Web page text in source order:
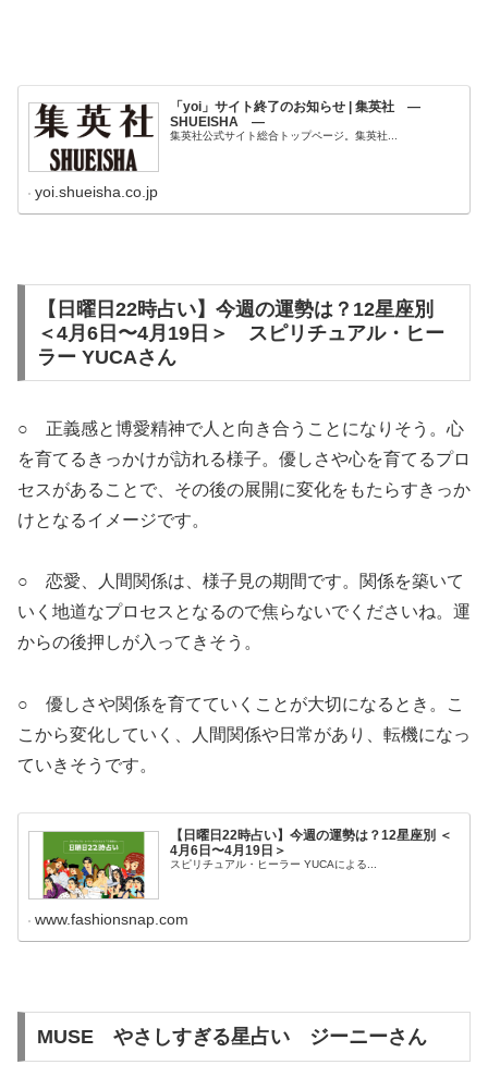
「yoi」サイト終了のお知らせ | 集英社 ―
SHUEISHA ―
集英社公式サイト総合トップページ。集英社...
yoi.shueisha.co.jp
【日曜日22時占い】今週の運勢は？12星座別
＜4月6日〜4月19日＞ スピリチュアル・ヒー
ラー YUCAさん
○ 正義感と博愛精神で人と向き合うことになりそう。心
を育てるきっかけが訪れる様子。優しさや心を育てるプロ
セスがあることで、その後の展開に変化をもたらすきっか
けとなるイメージです。
○ 恋愛、人間関係は、様子見の期間です。関係を築いて
いく地道なプロセスとなるので焦らないでくださいね。運
からの後押しが入ってきそう。
○ 優しさや関係を育てていくことが大切になるとき。こ
こから変化していく、人間関係や日常があり、転機になっ
ていきそうです。
【日曜日22時占い】今週の運勢は？12星座別 ＜
4月6日〜4月19日＞
スピリチュアル・ヒーラー YUCAによる...
www.fashionsnap.com
MUSE やさしすぎる星占い ジーニーさん